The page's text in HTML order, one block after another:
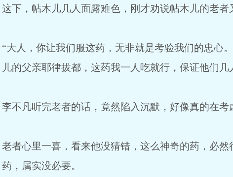
这下，帖木儿几人面露难色，刚才劝说帖木儿的老者
“大人，你让我们服这药，无非就是考验我们的忠心
儿的父亲耶律拔都，这药我一人吃就行，保证他们
李不凡听完老者的话，竟然陷入沉默，好像真的在考
老者心里一喜，看来他没猜错，这么神奇的药，必
药，属实没必要。